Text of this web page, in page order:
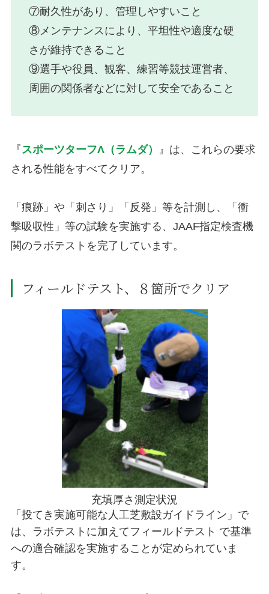
⑦耐久性があり、管理しやすいこと
⑧メンテナンスにより、平坦性や適度な硬
さが維持できること
⑨選手や役員、観客、練習等競技運営者、
周囲の関係者などに対して安全であること
『 スポーツターフΛ（ラムダ）
』は、これらの要求
される性能をすべてクリア。
「痕跡」や「刺さり」「反発」等を計測し、「衝
撃吸収性」等の試験を実施する、JAAF指定検査機
関のラボテストを完了しています。
フィールドテスト、８箇所でクリア
充填厚さ測定状況
「投てき実施可能な人工芝敷設ガイドライン」で
は、ラボテストに加えてフィールドテスト で基準
への適合確認を実施することが定められていま
す。